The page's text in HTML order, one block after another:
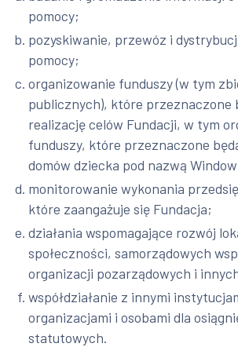
pomocy;
pozyskiwanie, przewóz i
pomocy;
organizowanie funduszy (w tym
publicznych), które przeznaczone
realizację celów Fundacji, w tym
funduszy, które przeznaczone
domów dziecka pod nazwą
monitorowanie wykonania
które zaangażuje się Fundacja;
działania wspomagające rozwój
społeczności, samorządowych
organizacji pozarządowych i
współdziałanie z innymi
organizacjami i osobami dla
statutowych.